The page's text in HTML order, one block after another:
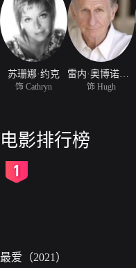
苏珊娜·约克
饰 Cathryn 饰 Hugh
电影排行榜
最爱（2021）